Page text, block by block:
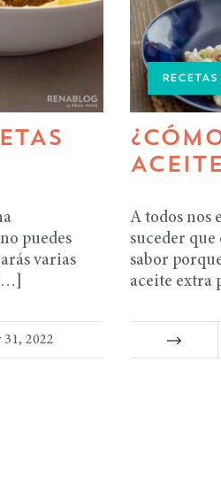
puedes
varias
31, 2022
A todos nos
suceder
sabor
aceite extra